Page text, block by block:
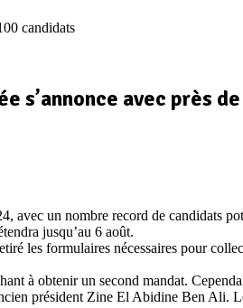
candidats
avec près
avec un nombre record de candidats
jusqu’au 6 août.
les formulaires nécessaires pour
à obtenir un second mandat.
président Zine El Abidine Ben Ali.